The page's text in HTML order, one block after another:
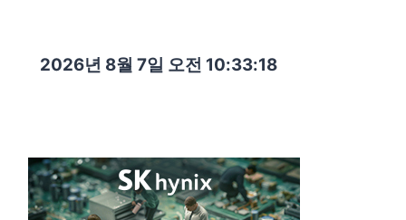
2026년 8월 7일 오전 10:33:19